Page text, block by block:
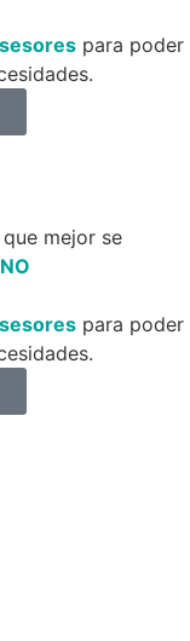
para poder
mejor se
para poder